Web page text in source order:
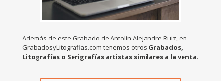
Además de este Grabado de Antolín Alejandre Ruiz, en
GrabadosyLitografias.com tenemos otros Grabados,
Litografías o Serigrafías artistas similares a la venta.